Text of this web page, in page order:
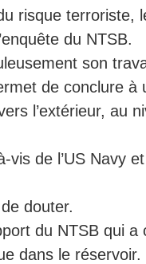
risque terroriste,
du NTSB.
son
de conclure à
l’extérieur, au
vis de l’US Navy
douter.
du NTSB qui a
dans le réservoir.